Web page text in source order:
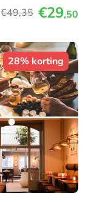
€49,35 €29,50
28% korting